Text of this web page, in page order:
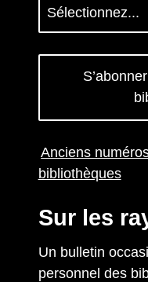
Anciens
bibliothèques
Sur les
Un bulletin
personnel des